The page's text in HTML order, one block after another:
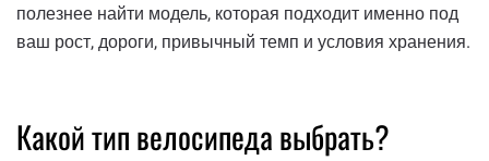
полезнее найти модель, которая подходит именно под
ваш рост, дороги, привычный темп и условия хранения.
Какой тип велосипеда выбрать?